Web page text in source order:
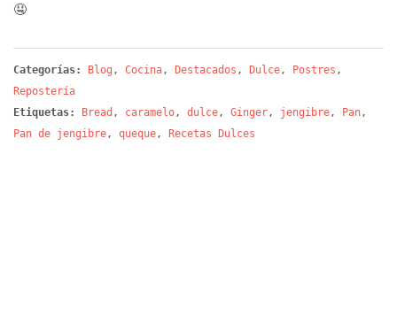
🤤
Categorías: Blog , Cocina , Destacados , Dulce , Postres ,
Repostería
Etiquetas:
Bread , caramelo , dulce , Ginger , jengibre , Pan ,
Pan de jengibre , queque , Recetas Dulces